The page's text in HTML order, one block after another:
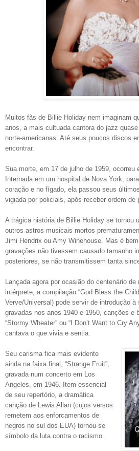
Muitos fãs de Billie Holiday nem imaginam
anos, a mais cultuada cantora do jazz
norte-americanas. Até seus poucos discos
encontrar.
Sua morte, em 17 de julho de 1959, ocorreu
Internada em um hospital de Nova York,
coração e no fígado, ela passou seus
vigiada por policiais, após receber ordem de
A trágica história de Billie Holiday se tornou
outros astros musicais mortos
Jimi Hendrix ou Amy Winehouse. Mas é
gravações não tivessem causado tamanho
posteriores, se não transmitissem tanta
Lançada agora por ocasião do centenário
intérprete, a compilação “God Bless the
Verve/Universal) pode servir de introdução à
gravadas nos anos 1940 e 1950, canções e
“Stormy Wheater” ou “I Don’t Want to Cry
cantava o que vivia e sentia.
Seu carisma fica mais evidente
ainda na faixa final, “Strange Fruit”,
gravada num concerto em Los
Angeles, em 1946. Item essencial
de seu repertório, a dramática
canção de Lewis Allan (cujos versos
remetem aos enforcamentos de
negros no sul dos EUA) tornou-se
símbolo da luta contra o racismo.